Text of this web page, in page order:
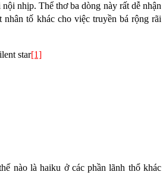
nhịp. Thể thơ ba dòng này rất dễ nhận
tố khác cho việc truyền bá rộng rãi
star[1]
nào là haiku ở các phần lãnh thổ khác